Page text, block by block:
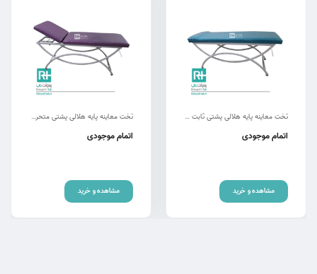
تخت معاینه پایه هلالی پشتی ثابت اکونومی rm-ch
اتمام موجودی
مشاهده و خرید
تخت معاینه پایه هلالی پشتی متحرک اکونومی rm-ch
اتمام موجودی
مشاهده و خرید